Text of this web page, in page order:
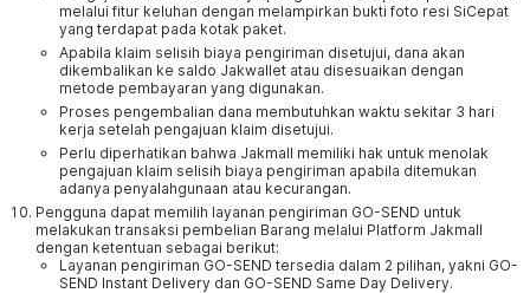
melalui fitur keluhan dengan melampirkan bukti foto resi SiCepat
yang terdapat pada kotak paket.
Apabila klaim selisih biaya pengiriman disetujui, dana akan
dikembalikan ke saldo Jakwallet atau disesuaikan dengan
metode pembayaran yang digunakan.
Proses pengembalian dana membutuhkan waktu sekitar 3 hari
kerja setelah pengajuan klaim disetujui.
Perlu diperhatikan bahwa Jakmall memiliki hak untuk menolak
pengajuan klaim selisih biaya pengiriman apabila ditemukan
adanya penyalahgunaan atau kecurangan.
Pengguna dapat memilih layanan pengiriman GO-SEND untuk
melakukan transaksi pembelian Barang melalui Platform Jakmall
dengan ketentuan sebagai berikut:
Layanan pengiriman GO-SEND tersedia dalam 2 pilihan, yakni GO-
SEND Instant Delivery dan GO-SEND Same Day Delivery.